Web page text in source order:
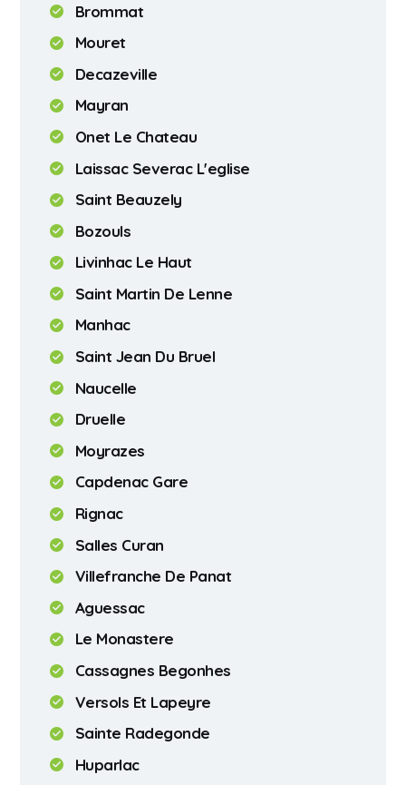
Brommat
Mouret
Decazeville
Mayran
Onet Le Chateau
Laissac Severac L'eglise
Saint Beauzely
Bozouls
Livinhac Le Haut
Saint Martin De Lenne
Manhac
Saint Jean Du Bruel
Naucelle
Druelle
Moyrazes
Capdenac Gare
Rignac
Salles Curan
Villefranche De Panat
Aguessac
Le Monastere
Cassagnes Begonhes
Versols Et Lapeyre
Sainte Radegonde
Huparlac